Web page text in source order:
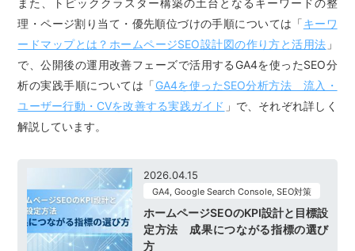
また、トピッククラスター構築の土台となるキーワードの整
理・ページ割り当て・優先順位づけの手順については「キーワ
ードマップとは？ホームページSEO設計図の作り方と活用法 」
で、公開後の運用改善フェーズで活用するGA4を使ったSEO分
析の実践手順については「GA4を使ったSEO分析方法 流入・
ユーザー行動・CVを改善する実践ガイド 」で、それぞれ詳しく
解説しています。
2026.04.15
GA4, Google Search Console, SEO対策
ホームページSEOのKPI設計と目標設
定方法 成果につながる指標の選び
方